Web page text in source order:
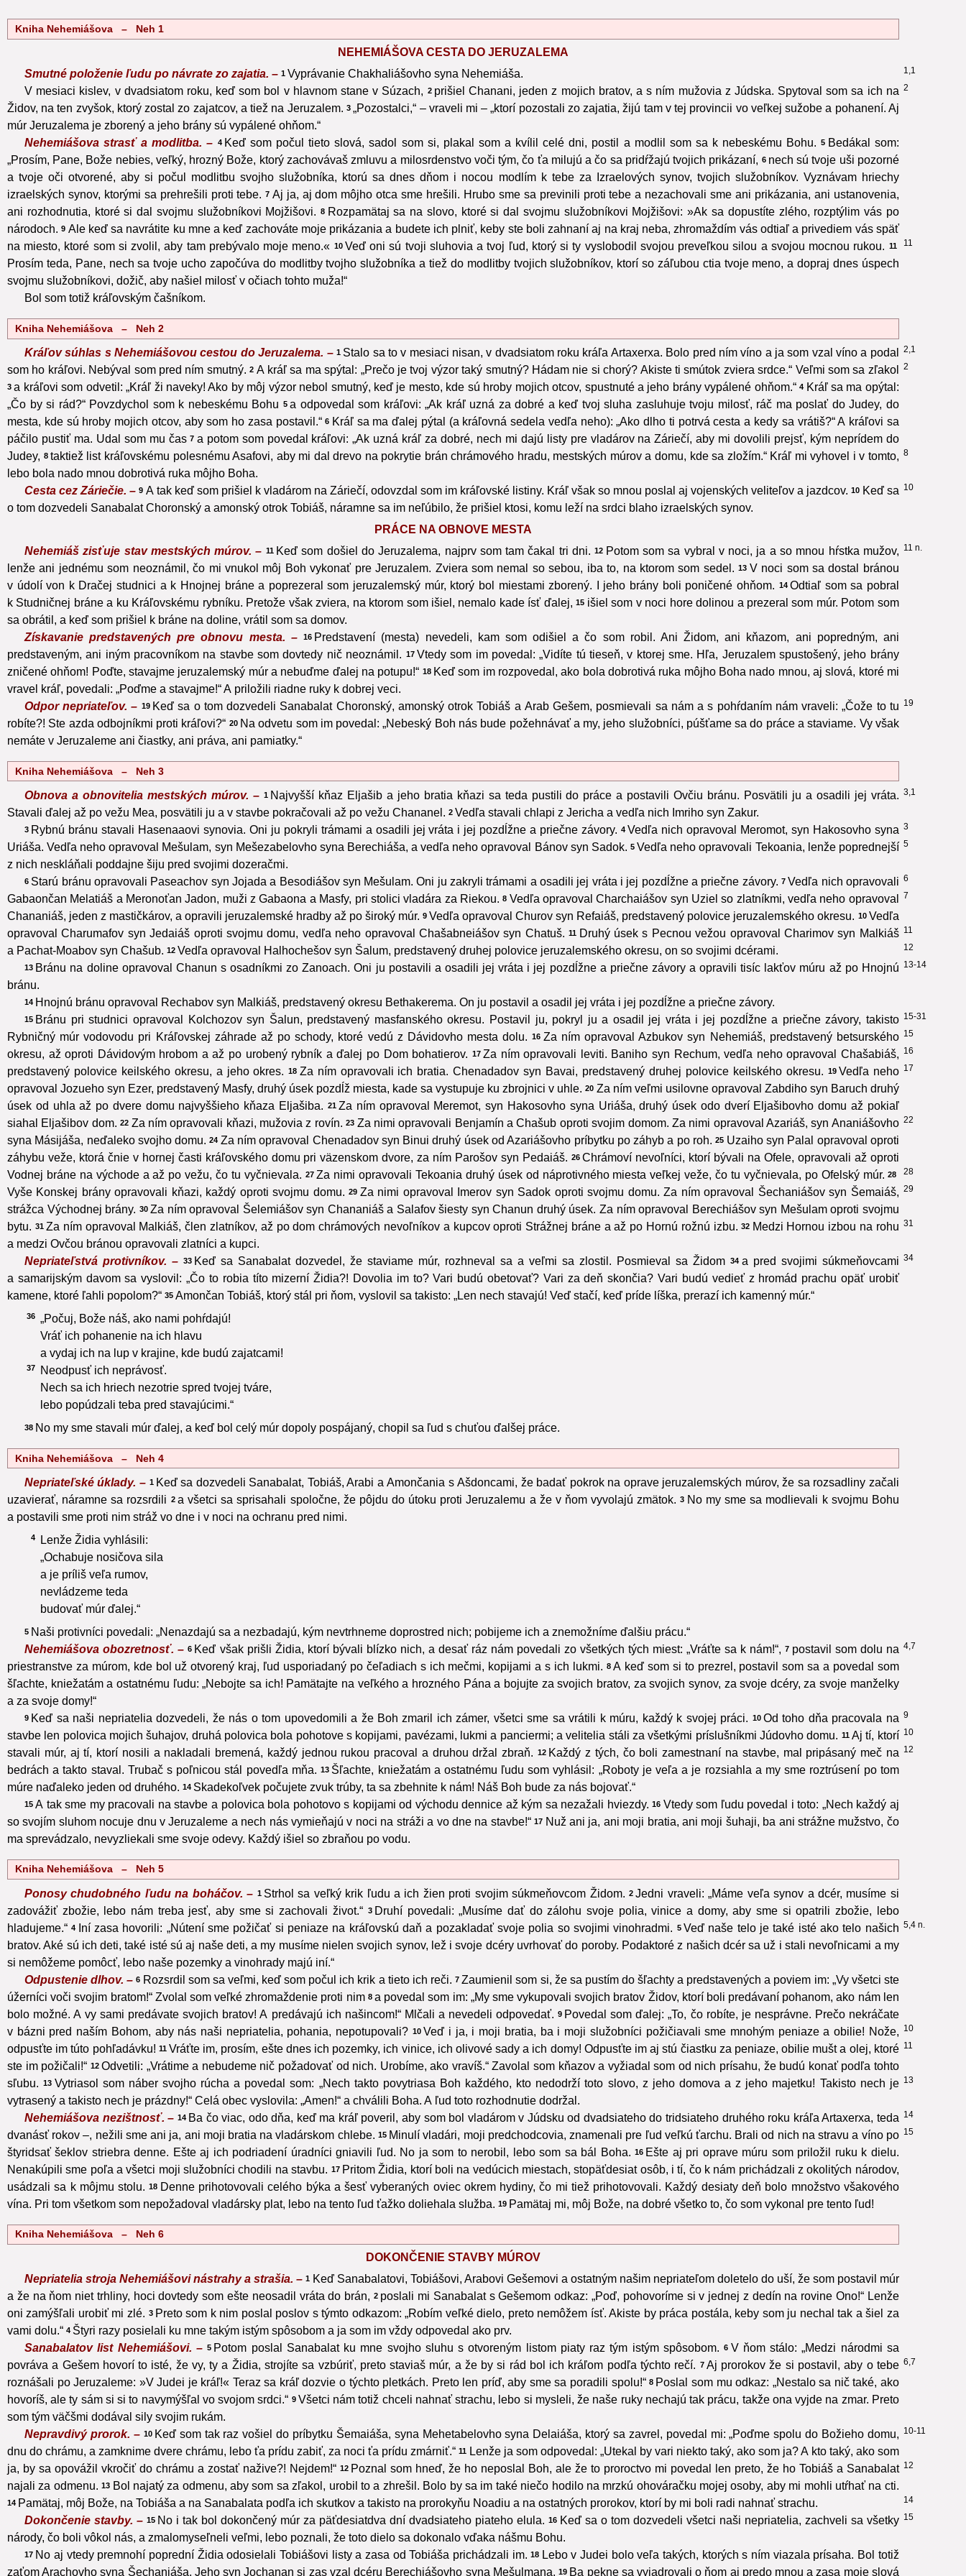
Kniha Nehemiášova – Neh 1
NEHEMIÁŠOVA CESTA DO JERUZALEMA
Smutné položenie ľudu po návrate zo zajatia. – 1 1,1
Vyprávanie Chakhaliášovho syna Nehemiáša.
V mesiaci kislev, v dvadsiatom roku, keď som bol v hlavnom stane v Súzach, 2 2
prišiel Chanani, jeden z mojich bratov, a s ním mužovia z Júdska. Spytoval som sa ich na
Židov, na ten zvyšok, ktorý zostal zo zajatcov, a tiež na Jeruzalem. 3 „Pozostalci,“ – vraveli mi – „ktorí pozostali zo zajatia, žijú tam v tej provincii vo veľkej sužobe a pohanení. Aj
múr Jeruzalema je zborený a jeho brány sú vypálené ohňom.“
Nehemiášova strasť a modlitba. – 4 Keď som počul tieto slová, sadol som si, plakal som a kvílil celé dni, postil a modlil som sa k nebeskému Bohu. 5 Bedákal som:
„Prosím, Pane, Bože nebies, veľký, hrozný Bože, ktorý zachovávaš zmluvu a milosrdenstvo voči tým, čo ťa milujú a čo sa pridŕžajú tvojich prikázaní, 6 nech sú tvoje uši pozorné
a tvoje oči otvorené, aby si počul modlitbu svojho služobníka, ktorú sa dnes dňom i nocou modlím k tebe za Izraelových synov, tvojich služobníkov. Vyznávam hriechy
izraelských synov, ktorými sa prehrešili proti tebe. 7 Aj ja, aj dom môjho otca sme hrešili. Hrubo sme sa previnili proti tebe a nezachovali sme ani prikázania, ani ustanovenia,
ani rozhodnutia, ktoré si dal svojmu služobníkovi Mojžišovi. 8 Rozpamätaj sa na slovo, ktoré si dal svojmu služobníkovi Mojžišovi: »Ak sa dopustíte zlého, rozptýlim vás po
národoch. 9 Ale keď sa navrátite ku mne a keď zachováte moje prikázania a budete ich plniť, keby ste boli zahnaní aj na kraj neba, zhromaždím vás odtiaľ a privediem vás späť
na miesto, ktoré som si zvolil, aby tam prebývalo moje meno.« 10 Veď oni sú tvoji sluhovia a tvoj ľud, ktorý si ty vyslobodil svojou preveľkou silou a svojou mocnou rukou. 11 11
Prosím teda, Pane, nech sa tvoje ucho započúva do modlitby tvojho služobníka a tiež do modlitby tvojich služobníkov, ktorí so záľubou ctia tvoje meno, a dopraj dnes úspech
svojmu služobníkovi, dožič, aby našiel milosť v očiach tohto muža!“
Bol som totiž kráľovským čašníkom.
Kniha Nehemiášova – Neh 2
Kráľov súhlas s Nehemiášovou cestou do Jeruzalema. – 1 2,1
Stalo sa to v mesiaci nisan, v dvadsiatom roku kráľa Artaxerxa. Bolo pred ním víno a ja som vzal víno a podal
som ho kráľovi. Nebýval som pred ním smutný. 2 2
A kráľ sa ma spýtal: „Prečo je tvoj výzor taký smutný? Hádam nie si chorý? Akiste ti smútok zviera srdce.“ Veľmi som sa zľakol
3 a kráľovi som odvetil: „Kráľ ži naveky! Ako by môj výzor nebol smutný, keď je mesto, kde sú hroby mojich otcov, spustnuté a jeho brány vypálené ohňom.“ 4 Kráľ sa ma opýtal:
„Čo by si rád?“ Povzdychol som k nebeskému Bohu 5 a odpovedal som kráľovi: „Ak kráľ uzná za dobré a keď tvoj sluha zasluhuje tvoju milosť, ráč ma poslať do Judey, do
mesta, kde sú hroby mojich otcov, aby som ho zasa postavil.“ 6 Kráľ sa ma ďalej pýtal (a kráľovná sedela vedľa neho): „Ako dlho ti potrvá cesta a kedy sa vrátiš?“ A kráľovi sa
páčilo pustiť ma. Udal som mu čas 7 a potom som povedal kráľovi: „Ak uzná kráľ za dobré, nech mi dajú listy pre vladárov na Záriečí, aby mi dovolili prejsť, kým neprídem do
Judey, 8 8
taktiež list kráľovskému polesnému Asafovi, aby mi dal drevo na pokrytie brán chrámového hradu, mestských múrov a domu, kde sa zložím.“ Kráľ mi vyhovel i v tomto,
lebo bola nado mnou dobrotivá ruka môjho Boha.
Cesta cez Záriečie. –9 A tak keď som prišiel k vladárom na Záriečí, odovzdal som im kráľovské listiny. Kráľ však so mnou poslal aj vojenských veliteľov a jazdcov. 10 10
Keď sa
o tom dozvedeli Sanabalat Choronský a amonský otrok Tobiáš, náramne sa im neľúbilo, že prišiel ktosi, komu leží na srdci blaho izraelských synov.
PRÁCE NA OBNOVE MESTA
Nehemiáš zisťuje stav mestských múrov. – 11 11 n.
Keď som došiel do Jeruzalema, najprv som tam čakal tri dni. 12 Potom som sa vybral v noci, ja a so mnou hŕstka mužov,
lenže ani jednému som neoznámil, čo mi vnukol môj Boh vykonať pre Jeruzalem. Zviera som nemal so sebou, iba to, na ktorom som sedel. 13 V noci som sa dostal bránou
v údolí von k Dračej studnici a k Hnojnej bráne a poprezeral som jeruzalemský múr, ktorý bol miestami zborený. I jeho brány boli poničené ohňom. 14 Odtiaľ som sa pobral
k Studničnej bráne a ku Kráľovskému rybníku. Pretože však zviera, na ktorom som išiel, nemalo kade ísť ďalej, 15 išiel som v noci hore dolinou a prezeral som múr. Potom som
sa obrátil, a keď som prišiel k bráne na doline, vrátil som sa domov.
Získavanie predstavených pre obnovu mesta. –
16 Predstavení (mesta) nevedeli, kam som odišiel a čo som robil. Ani Židom, ani kňazom, ani popredným, ani
predstaveným, ani iným pracovníkom na stavbe som dovtedy nič neoznámil. 17 Vtedy som im povedal: „Vidíte tú tieseň, v ktorej sme. Hľa, Jeruzalem spustošený, jeho brány
zničené ohňom! Poďte, stavajme jeruzalemský múr a nebuďme ďalej na potupu!“ 18 Keď som im rozpovedal, ako bola dobrotivá ruka môjho Boha nado mnou, aj slová, ktoré mi
vravel kráľ, povedali: „Poďme a stavajme!“ A priložili riadne ruky k dobrej veci.
Odpor nepriateľov. – 19 19
Keď sa o tom dozvedeli Sanabalat Choronský, amonský otrok Tobiáš a Arab Gešem, posmievali sa nám a s pohŕdaním nám vraveli: „Čože to tu
robíte?! Ste azda odbojníkmi proti kráľovi?“ 20 Na odvetu som im povedal: „Nebeský Boh nás bude požehnávať a my, jeho služobníci, púšťame sa do práce a staviame. Vy však
nemáte v Jeruzaleme ani čiastky, ani práva, ani pamiatky.“
Kniha Nehemiášova – Neh 3
Obnova a obnovitelia mestských múrov. – 1 3,1
Najvyšší kňaz Eljašib a jeho bratia kňazi sa teda pustili do práce a postavili Ovčiu bránu. Posvätili ju a osadili jej vráta.
Stavali ďalej až po vežu Mea, posvätili ju a v stavbe pokračovali až po vežu Chananel. 2 Vedľa stavali chlapi z Jericha a vedľa nich Imriho syn Zakur.
3 3
Rybnú bránu stavali Hasenaaovi synovia. Oni ju pokryli trámami a osadili jej vráta i jej pozdĺžne a priečne závory. 4 Vedľa nich opravoval Meromot, syn Hakosovho syna
Uriáša. Vedľa neho opravoval Mešulam, syn Mešezabelovho syna Berechiáša, a vedľa neho opravoval Bánov syn Sadok. 5 5
Vedľa neho opravovali Tekoania, lenže poprednejší
z nich neskláňali poddajne šiju pred svojimi dozeračmi.
6 6
Starú bránu opravovali Paseachov syn Jojada a Besodiášov syn Mešulam. Oni ju zakryli trámami a osadili jej vráta i jej pozdĺžne a priečne závory. 7
7
Vedľa nich opravovali
Gabaončan Melatiáš a Meronoťan Jadon, muži z Gabaona a Masfy, pri stolici vladára za Riekou. 8 Vedľa opravoval Charchaiášov syn Uziel so zlatníkmi, vedľa neho opravoval
Chananiáš, jeden z mastičkárov, a opravili jeruzalemské hradby až po široký múr. 9 Vedľa opravoval Churov syn Refaiáš, predstavený polovice jeruzalemského okresu. 10 Vedľa
opravoval Charumafov syn Jedaiáš oproti svojmu domu, vedľa neho opravoval Chašabneiášov syn Chatuš. 11 11
Druhý úsek s Pecnou vežou opravoval Charimov syn Malkiáš
a Pachat-Moabov syn Chašub. 12 12
Vedľa opravoval Halhochešov syn Šalum, predstavený druhej polovice jeruzalemského okresu, on so svojimi dcérami.
13 13-14
Bránu na doline opravoval Chanun s osadníkmi zo Zanoach. Oni ju postavili a osadili jej vráta i jej pozdĺžne a priečne závory a opravili tisíc lakťov múru až po Hnojnú
bránu.
14 Hnojnú bránu opravoval Rechabov syn Malkiáš, predstavený okresu Bethakerema. On ju postavil a osadil jej vráta i jej pozdĺžne a priečne závory.
15
15-31
15
Bránu pri studnici opravoval Kolchozov syn Šalun, predstavený masfanského okresu. Postavil ju, pokryl ju a osadil jej vráta i jej pozdĺžne a priečne závory, takisto
Rybničný múr vodovodu pri Kráľovskej záhrade až po schody, ktoré vedú z Dávidovho mesta dolu.
16
16
Za ním opravoval Azbukov syn Nehemiáš, predstavený betsurského
okresu, až oproti Dávidovým hrobom a až po urobený rybník a ďalej po Dom bohatierov. 17
17
Za ním opravovali leviti. Baniho syn Rechum, vedľa neho opravoval Chašabiáš,
predstavený polovice keilského okresu, a jeho okres.
18 Za ním opravovali ich bratia. Chenadadov syn Bavai, predstavený druhej polovice keilského okresu. 19 Vedľa neho
opravoval Jozueho syn Ezer, predstavený Masfy, druhý úsek pozdĺž miesta, kade sa vystupuje ku zbrojnici v uhle. 20 Za ním veľmi usilovne opravoval Zabdiho syn Baruch druhý
úsek od uhla až po dvere domu najvyššieho kňaza Eljašiba. 21 Za ním opravoval Meremot, syn Hakosovho syna Uriáša, druhý úsek odo dverí Eljašibovho domu až pokiaľ
siahal Eljašibov dom. 22 22
Za ním opravovali kňazi, mužovia z rovín. 23 Za nimi opravovali Benjamín a Chašub oproti svojim domom. Za nimi opravoval Azariáš, syn Ananiášovho
syna Másijáša, neďaleko svojho domu. 24 Za ním opravoval Chenadadov syn Binui druhý úsek od Azariášovho príbytku po záhyb a po roh. 25 Uzaiho syn Palal opravoval oproti
záhybu veže, ktorá čnie v hornej časti kráľovského domu pri väzenskom dvore, za ním Parošov syn Pedaiáš. 26 Chrámoví nevoľníci, ktorí bývali na Ofele, opravovali až oproti
Vodnej bráne na východe a až po vežu, čo tu vyčnievala. 27 Za nimi opravovali Tekoania druhý úsek od náprotivného miesta veľkej veže, čo tu vyčnievala, po Ofelský múr. 28 28
Vyše Konskej brány opravovali kňazi, každý oproti svojmu domu. 29 29
Za nimi opravoval Imerov syn Sadok oproti svojmu domu. Za ním opravoval Šechaniášov syn Šemaiáš,
strážca Východnej brány. 30 Za ním opravoval Šelemiášov syn Chananiáš a Salafov šiesty syn Chanun druhý úsek. Za ním opravoval Berechiášov syn Mešulam oproti svojmu
bytu. 31 31
Za ním opravoval Malkiáš, člen zlatníkov, až po dom chrámových nevoľníkov a kupcov oproti Strážnej bráne a až po Hornú rožnú izbu. 32 Medzi Hornou izbou na rohu
a medzi Ovčou bránou opravovali zlatníci a kupci.
Nepriateľstvá protivníkov. –33 Keď sa Sanabalat dozvedel, že staviame múr, rozhneval sa a veľmi sa zlostil. Posmieval sa Židom 34 34
a pred svojimi súkmeňovcami
a samarijským davom sa vyslovil: „Čo to robia títo mizerní Židia?! Dovolia im to? Vari budú obetovať? Vari za deň skončia? Vari budú vedieť z hromád prachu opäť urobiť
kamene, ktoré ľahli popolom?“ 35 Amončan Tobiáš, ktorý stál pri ňom, vyslovil sa takisto: „Len nech stavajú! Veď stačí, keď príde líška, prerazí ich kamenný múr.“
36
„Počuj, Bože náš, ako nami pohŕdajú!
Vráť ich pohanenie na ich hlavu
a vydaj ich na lup v krajine, kde budú zajatcami!
37
Neodpusť ich neprávosť.
Nech sa ich hriech nezotrie spred tvojej tváre,
lebo popúdzali teba pred stavajúcimi.“
38 No my sme stavali múr ďalej, a keď bol celý múr dopoly pospájaný, chopil sa ľud s chuťou ďalšej práce.
Kniha Nehemiášova – Neh 4
Nepriateľské úklady. – 1 Keď sa dozvedeli Sanabalat, Tobiáš, Arabi a Amončania s Ašdoncami, že badať pokrok na oprave jeruzalemských múrov, že sa rozsadliny začali
uzavierať, náramne sa rozsrdili 2 a všetci sa sprisahali spoločne, že pôjdu do útoku proti Jeruzalemu a že v ňom vyvolajú zmätok. 3 No my sme sa modlievali k svojmu Bohu
a postavili sme proti nim stráž vo dne i v noci na ochranu pred nimi.
4
Lenže Židia vyhlásili:
„Ochabuje nosičova sila
a je príliš veľa rumov,
nevládzeme teda
budovať múr ďalej.“
5 Naši protivníci povedali: „Nenazdajú sa a nezbadajú, kým nevtrhneme doprostred nich; pobijeme ich a znemožníme ďalšiu prácu.“
Nehemiášova obozretnosť. –6 Keď však prišli Židia, ktorí bývali blízko nich, a desať ráz nám povedali zo všetkých tých miest: „Vráťte sa k nám!“, 7 4,7
postavil som dolu na
priestranstve za múrom, kde bol už otvorený kraj, ľud usporiadaný po čeľadiach s ich mečmi, kopijami a s ich lukmi. 8 A keď som si to prezrel, postavil som sa a povedal som
šľachte, kniežatám a ostatnému ľudu: „Nebojte sa ich! Pamätajte na veľkého a hrozného Pána a bojujte za svojich bratov, za svojich synov, za svoje dcéry, za svoje manželky
a za svoje domy!“
9 9
Keď sa naši nepriatelia dozvedeli, že nás o tom upovedomili a že Boh zmaril ich zámer, všetci sme sa vrátili k múru, každý k svojej práci. 10
10
Od toho dňa pracovala na
stavbe len polovica mojich šuhajov, druhá polovica bola pohotove s kopijami, pavézami, lukmi a panciermi; a velitelia stáli za všetkými príslušníkmi Júdovho domu. 11 Aj tí, ktorí
stavali múr, aj tí, ktorí nosili a nakladali bremená, každý jednou rukou pracoval a druhou držal zbraň. 12 12
Každý z tých, čo boli zamestnaní na stavbe, mal pripásaný meč na
bedrách a takto staval. Trubač s poľnicou stál povedľa mňa. 13 Šľachte, kniežatám a ostatnému ľudu som vyhlásil: „Roboty je veľa a je rozsiahla a my sme roztrúsení po tom
múre naďaleko jeden od druhého. 14 Skadekoľvek počujete zvuk trúby, ta sa zbehnite k nám! Náš Boh bude za nás bojovať.“
15 A tak sme my pracovali na stavbe a polovica bola pohotovo s kopijami od východu dennice až kým sa nezažali hviezdy. 16 Vtedy som ľudu povedal i toto: „Nech každý aj
so svojím sluhom nocuje dnu v Jeruzaleme a nech nás vymieňajú v noci na stráži a vo dne na stavbe!“ 17 Nuž ani ja, ani moji bratia, ani moji šuhaji, ba ani strážne mužstvo, čo
ma sprevádzalo, nevyzliekali sme svoje odevy. Každý išiel so zbraňou po vodu.
Kniha Nehemiášova – Neh 5
Ponosy chudobného ľudu na boháčov. – 1 Strhol sa veľký krik ľudu a ich žien proti svojim súkmeňovcom Židom. 2 Jedni vraveli: „Máme veľa synov a dcér, musíme si
zadovážiť zbožie, lebo nám treba jesť, aby sme si zachovali život.“ 3 Druhí povedali: „Musíme dať do zálohu svoje polia, vinice a domy, aby sme si opatrili zbožie, lebo
hladujeme.“ 4 5,4 n.
Iní zasa hovorili: „Nútení sme požičať si peniaze na kráľovskú daň a pozakladať svoje polia so svojimi vinohradmi. 5 Veď naše telo je také isté ako telo našich
bratov. Aké sú ich deti, také isté sú aj naše deti, a my musíme nielen svojich synov, lež i svoje dcéry uvrhovať do poroby. Podaktoré z našich dcér sa už i stali nevoľnicami a my
si nemôžeme pomôcť, lebo naše pozemky a vinohrady majú iní.“
Odpustenie dlhov. –6 Rozsrdil som sa veľmi, keď som počul ich krik a tieto ich reči. 7 Zaumienil som si, že sa pustím do šľachty a predstavených a poviem im: „Vy všetci ste
úžerníci voči svojim bratom!“ Zvolal som veľké zhromaždenie proti nim 8 a povedal som im: „My sme vykupovali svojich bratov Židov, ktorí boli predávaní pohanom, ako nám len
bolo možné. A vy sami predávate svojich bratov! A predávajú ich našincom!“ Mlčali a nevedeli odpovedať. 9 Povedal som ďalej: „To, čo robíte, je nesprávne. Prečo nekráčate
v bázni pred naším Bohom, aby nás naši nepriatelia, pohania, nepotupovali? 10 10
Veď i ja, i moji bratia, ba i moji služobníci požičiavali sme mnohým peniaze a obilie! Nože,
odpusťte im túto pohľadávku! 11 11
Vráťte im, prosím, ešte dnes ich pozemky, ich vinice, ich olivové sady a ich domy! Odpusťte im aj stú čiastku za peniaze, obilie mušt a olej, ktoré
ste im požičali!“ 12 Odvetili: „Vrátime a nebudeme nič požadovať od nich. Urobíme, ako vravíš.“ Zavolal som kňazov a vyžiadal som od nich prísahu, že budú konať podľa tohto
sľubu. 13 13
Vytriasol som náber svojho rúcha a povedal som: „Nech takto povytriasa Boh každého, kto nedodrží toto slovo, z jeho domova a z jeho majetku! Takisto nech je
vytrasený a takisto nech je prázdny!“ Celá obec vyslovila: „Amen!“ a chválili Boha. A ľud toto rozhodnutie dodržal.
Nehemiášova nezištnosť. – 14 14
Ba čo viac, odo dňa, keď ma kráľ poveril, aby som bol vladárom v Júdsku od dvadsiateho do tridsiateho druhého roku kráľa Artaxerxa, teda
dvanásť rokov –, nežili sme ani ja, ani moji bratia na vladárskom chlebe. 15 15
Minulí vladári, moji predchodcovia, znamenali pre ľud veľkú ťarchu. Brali od nich na stravu a víno po
štyridsať šeklov striebra denne. Ešte aj ich podriadení úradníci gniavili ľud. No ja som to nerobil, lebo som sa bál Boha. 16 Ešte aj pri oprave múru som priložil ruku k dielu.
Nenakúpili sme poľa a všetci moji služobníci chodili na stavbu. 17 Pritom Židia, ktorí boli na vedúcich miestach, stopäťdesiat osôb, i tí, čo k nám prichádzali z okolitých národov,
usádzali sa k môjmu stolu. 18 Denne prihotovovali celého býka a šesť vyberaných oviec okrem hydiny, čo mi tiež prihotovovali. Každý desiaty deň bolo množstvo všakového
vína. Pri tom všetkom som nepožadoval vladársky plat, lebo na tento ľud ťažko doliehala služba. 19 Pamätaj mi, môj Bože, na dobré všetko to, čo som vykonal pre tento ľud!
Kniha Nehemiášova – Neh 6
DOKONČENIE STAVBY MÚROV
Nepriatelia stroja Nehemiášovi nástrahy a strašia. –1 Keď Sanabalatovi, Tobiášovi, Arabovi Gešemovi a ostatným našim nepriateľom doletelo do uší, že som postavil múr
a že na ňom niet trhliny, hoci dovtedy som ešte neosadil vráta do brán, 2 poslali mi Sanabalat s Gešemom odkaz: „Poď, pohovoríme si v jednej z dedín na rovine Ono!“ Lenže
oni zamýšľali urobiť mi zlé. 3 Preto som k nim poslal poslov s týmto odkazom: „Robím veľké dielo, preto nemôžem ísť. Akiste by práca postála, keby som ju nechal tak a šiel za
vami dolu.“ 4 Štyri razy posielali ku mne takým istým spôsobom a ja som im vždy odpovedal ako prv.
Sanabalatov list Nehemiášovi. –5 Potom poslal Sanabalat ku mne svojho sluhu s otvoreným listom piaty raz tým istým spôsobom. 6 V ňom stálo: „Medzi národmi sa
povráva a Gešem hovorí to isté, že vy, ty a Židia, strojíte sa vzbúriť, preto staviaš múr, a že by si rád bol ich kráľom podľa týchto rečí. 7 6,7
Aj prorokov že si postavil, aby o tebe
roznášali po Jeruzaleme: »V Judei je kráľ!« Teraz sa kráľ dozvie o týchto pletkách. Preto len príď, aby sme sa poradili spolu!“ 8 Poslal som mu odkaz: „Nestalo sa nič také, ako
hovoríš, ale ty sám si si to navymýšľal vo svojom srdci.“ 9 Všetci nám totiž chceli nahnať strachu, lebo si mysleli, že naše ruky nechajú tak prácu, takže ona vyjde na zmar. Preto
som tým väčšmi dodával sily svojim rukám.
Nepravdivý prorok. – 10 10-11
Keď som tak raz vošiel do príbytku Šemaiáša, syna Mehetabelovho syna Delaiáša, ktorý sa zavrel, povedal mi: „Poďme spolu do Božieho domu,
dnu do chrámu, a zamknime dvere chrámu, lebo ťa prídu zabiť, za noci ťa prídu zmárniť.“ 11 Lenže ja som odpovedal: „Utekal by vari niekto taký, ako som ja? A kto taký, ako som
ja, by sa opovážil vkročiť do chrámu a zostať nažive?! Nejdem!“ 12 12
Poznal som hneď, že ho neposlal Boh, ale že to proroctvo mi povedal len preto, že ho Tobiáš a Sanabalat
najali za odmenu. 13 Bol najatý za odmenu, aby som sa zľakol, urobil to a zhrešil. Bolo by sa im také niečo hodilo na mrzkú ohováračku mojej osoby, aby mi mohli utŕhať na cti.
14 14
Pamätaj, môj Bože, na Tobiáša a na Sanabalata podľa ich skutkov a takisto na prorokyňu Noadiu a na ostatných prorokov, ktorí by mi boli radi nahnať strachu.
Dokončenie stavby. –15 15
No i tak bol dokončený múr za päťdesiatdva dní dvadsiateho piateho elula. 16 Keď sa o tom dozvedeli všetci naši nepriatelia, zachveli sa všetky
národy, čo boli vôkol nás, a zmalomyseľneli veľmi, lebo poznali, že toto dielo sa dokonalo vďaka nášmu Bohu.
17 No aj vtedy premnohí poprední Židia odosielali Tobiášovi listy a zasa od Tobiáša prichádzali im. 18 Lebo v Judei bolo veľa takých, ktorých s ním viazala prísaha. Bol totiž
zaťom Arachovho syna Šechaniáša. Jeho syn Jochanan si zas vzal dcéru Berechiášovho syna Mešulmana. 19 Ba pekne sa vyjadrovali o ňom aj predo mnou a zasa moje slová